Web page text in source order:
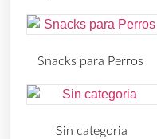
Snacks para Perros
Sin categoria